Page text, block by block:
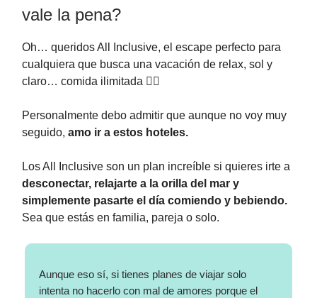
vale la pena?
Oh… queridos All Inclusive, el escape perfecto para
cualquiera que busca una vacación de relax, sol y
claro… comida ilimitada 😮‍💨
Personalmente debo admitir que aunque no voy muy
seguido, amo ir a estos hoteles.
Los All Inclusive son un plan increíble si quieres irte a
desconectar, relajarte a la orilla del mar y
simplemente pasarte el día comiendo y bebiendo.
Sea que estás en familia, pareja o solo.
Aunque eso sí, si tienes planes de viajar solo
intenta no hacerlo con mal de amores porque el